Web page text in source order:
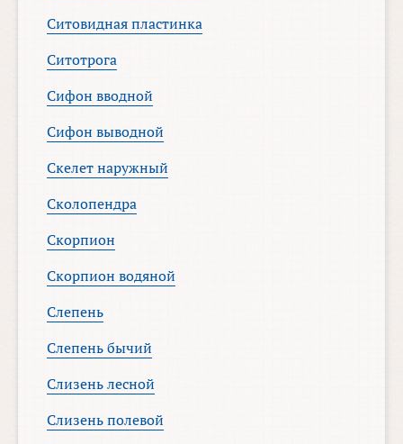
Ситовидная пластинка
Ситотрога
Сифон вводной
Сифон выводной
Скелет наружный
Сколопендра
Скорпион
Скорпион водяной
Слепень
Слепень бычий
Слизень лесной
Слизень полевой